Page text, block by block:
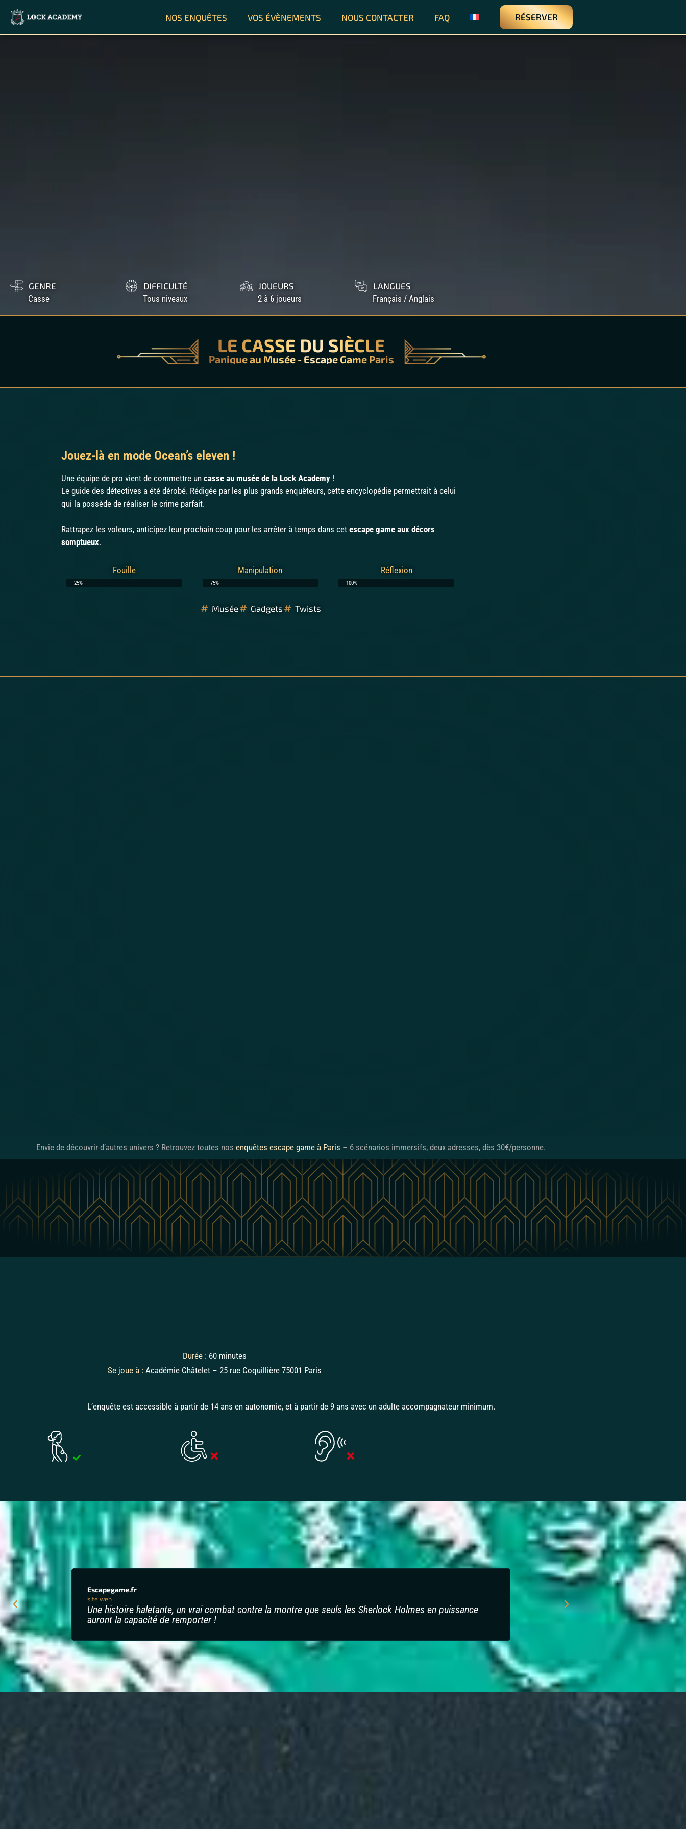
NOS ENQUÊTES VOS ÉVÈNEMENTS NOUS CONTACTER FAQ RÉSERVER
GENRE
Casse
DIFFICULTÉ
Tous niveaux
JOUEURS
2 à 6 joueurs
LANGUES
Français / Anglais
LE CASSE DU SIÈCLE
Panique au Musée- Escape Game Paris
Jouez-là en mode Ocean’s eleven !
Une équipe de pro vient de commettre un casse au musée de la Lock Academy !
Le guide des détectives a été dérobé. Rédigée par les plus grands enquêteurs, cette encyclopédie permettrait à celui
qui la possède de réaliser le crime parfait.
Rattrapez les voleurs, anticipez leur prochain coup pour les arrêter à temps dans cet escape game aux décors
somptueux.
Fouille
25%
Manipulation
75%
Réflexion
100%
Musée Gadgets Twists
Envie de découvrir d’autres univers ? Retrouvez toutes nos enquêtes escape game à Paris – 6 scénarios immersifs, deux adresses, dès 30€/personne.
Durée : 60 minutes
Se joue à : Académie Châtelet – 25 rue Coquillière 75001 Paris
L’enquête est accessible à partir de 14 ans en autonomie, et à partir de 9 ans avec un adulte accompagnateur minimum.
Escapegame.fr
site web
Une histoire haletante, un vrai combat contre la montre que seuls les Sherlock Holmes en puissance
auront la capacité de remporter !
The Escapers
De belles trouvailles, aucun temps
de plus en plus stressante au fur et a